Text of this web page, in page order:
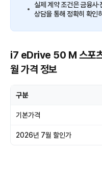
실제 계약 조건은 금융사
상담을 통해 정확히 확인
i7 eDrive 50 M 스포
월 가격 정보
구분
기본가격
2026년 7월 할인가